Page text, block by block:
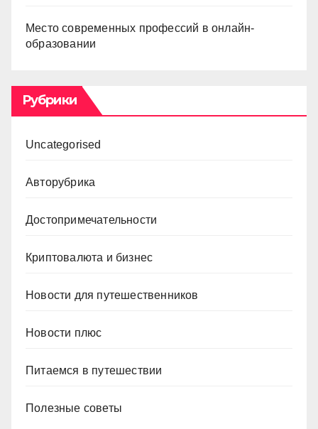
Место современных профессий в онлайн-
образовании
Рубрики
Uncategorised
Авторубрика
Достопримечательности
Криптовалюта и бизнес
Новости для путешественников
Новости плюс
Питаемся в путешествии
Полезные советы